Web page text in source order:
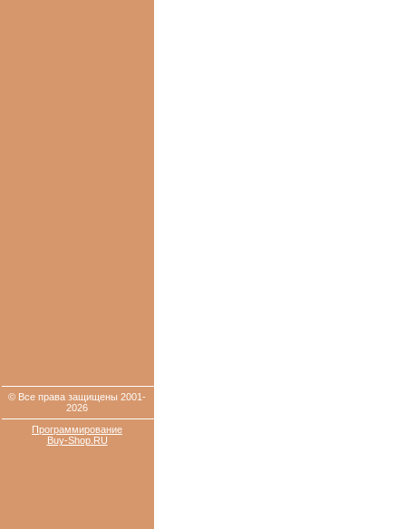
© Все права защищены 2001-
2026
Программирование
Buy-Shop.RU